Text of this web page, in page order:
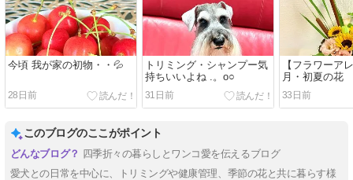
今頃 我が家の初物・・💦
28日前
トリミング・シャンプー気
持ちいいよね .。o○
31日前
【フラワーア
月・初夏の花
33日前
このブログのここがポイント
四季折々の暮らしとワンコ愛を伝えるブログ
愛犬との日常を中心に、トリミングや健康管理、季節の花と共に暮らす様